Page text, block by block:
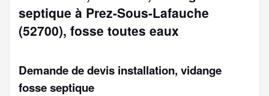
septique à Prez-Sous-Lafauche
(52700), fosse toutes eaux
Demande de devis installation, vidange
fosse septique